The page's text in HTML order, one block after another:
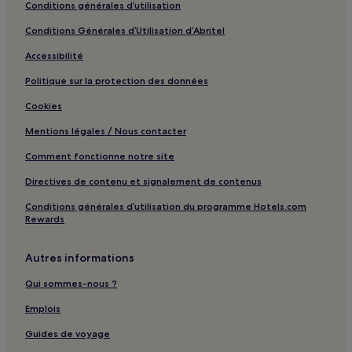
Station de métro Hongxingqiao : hôtels à proximité
proximité
Station de métro Shanbanqiao : hôtels à proximité
Station Temple taoïste de Qingyang : hôtels à proximité
Station de métro Université de technologie de Chengdu :
Gare de Chengdudong : hôtels à proximité
Station de métro Chunxi Road : hôtels à proximité
Station Xinnanmen : hôtels à proximité
Station de métro People's Park : hôtels à proximité
Station Lailong : hôtels à proximité
Conditions générales d’utilisation
Conditions Générales d’Utilisation d’Abritel
Accessibilité
Politique sur la protection des données
Cookies
Mentions légales / Nous contacter
Comment fonctionne notre site
Directives de contenu et signalement de contenus
Conditions générales d’utilisation du programme Hotels.com
Rewards
Autres informations
Qui sommes-nous ?
Emplois
Guides de voyage